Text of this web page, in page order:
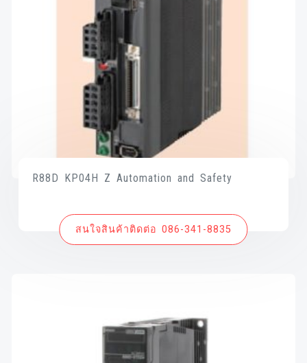
R88D KP04H Z Automation and Safety
สนใจสินค้าติดต่อ 086-341-8835